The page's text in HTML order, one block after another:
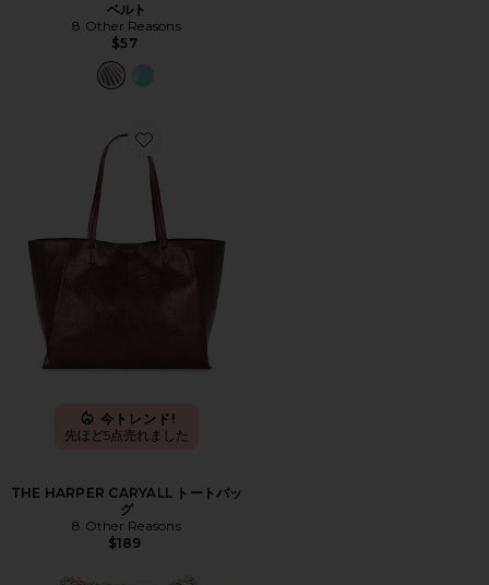
ベルト
8 Other Reasons
$57
Favorite THE HARPER CARYALL トートバッグ
今トレンド!
先ほど5点売れました
THE HARPER CARYALL トートバッ
グ
8 Other Reasons
$189